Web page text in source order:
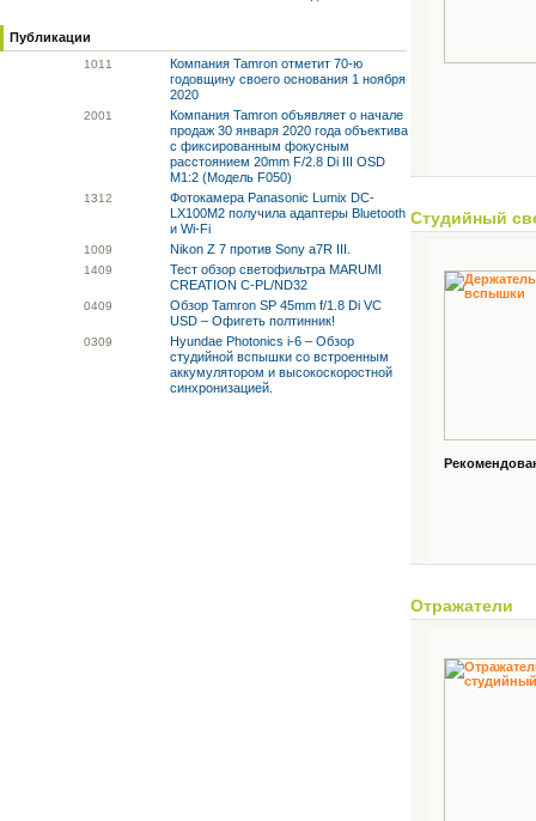
Публикации
1011
Компания Tamron отметит 70-ю
годовщину своего основания 1 ноября
2020
2001
Компания Tamron объявляет о начале
продаж 30 января 2020 года объектива
с фиксированным фокусным
расстоянием 20mm F/2.8 Di III OSD
M1:2 (Модель F050)
1312
Фотокамера Panasonic Lumix DC-
LX100M2 получила адаптеры Bluetooth
и Wi-Fi
1009 Nikon Z 7 против Sony a7R III.
1409
Тест обзор светофильтра MARUMI
CREATION C-PL/ND32
0409
Обзор Tamron SP 45mm f/1.8 Di VC
USD – Офигеть полтинник!
0309
Hyundae Photonics i-6 – Обзор
студийной вспышки со встроенным
аккумулятором и высокоскоростной
синхронизацией.
Студийный
Отражатели